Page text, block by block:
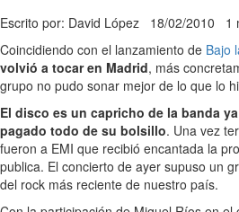
Escrito por: David López 18/02/2010 1
Coincidiendo con el lanzamiento de Bajo
volvió a tocar en Madrid, más
grupo no pudo sonar mejor de lo que lo
El disco es un capricho de la banda
pagado todo de su bolsillo. Una vez
fueron a EMI que recibió encantada la
publica. El concierto de ayer supuso un
del rock más reciente de nuestro país.